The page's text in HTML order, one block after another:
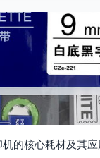
的核心耗材及其